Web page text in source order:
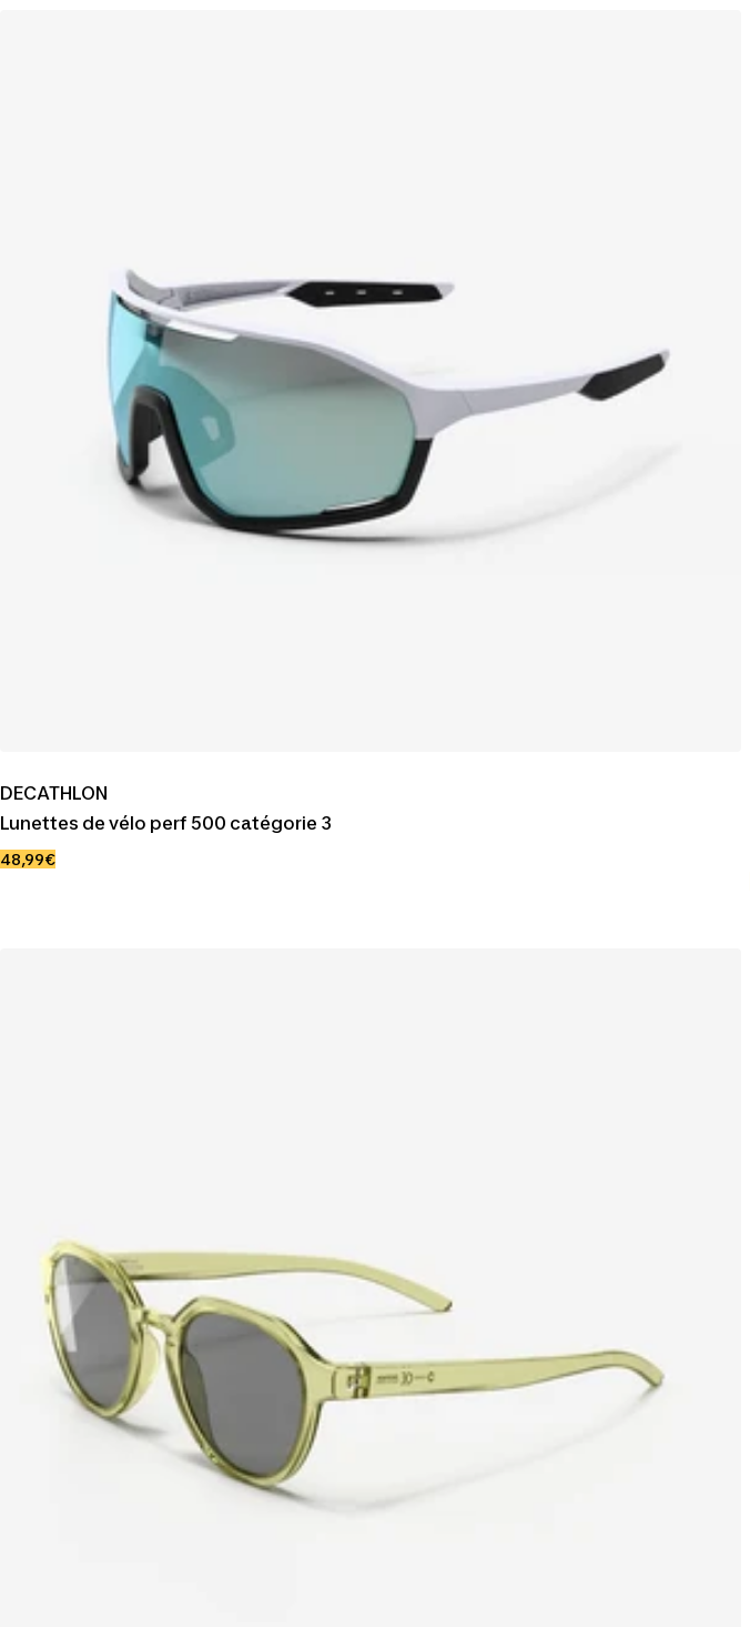
DECATHLON
Lunettes de vélo perf 500 catégorie 3
Prix
48,99€